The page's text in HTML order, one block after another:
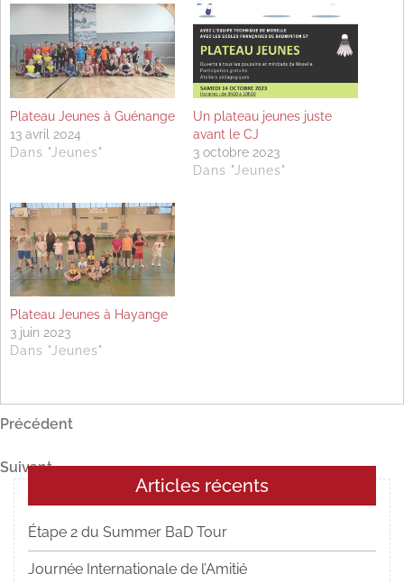
Plateau Jeunes à Guénange
13 avril 2024
Dans "Jeunes"
Un plateau jeunes juste
avant le CJ
3 octobre 2023
Dans "Jeunes"
Plateau Jeunes à Hayange
3 juin 2023
Dans "Jeunes"
Navigation
l’article
Article
Précédent
Article
suivant
Suivant
Articles récents
Étape 2 du Summer BaD Tour
Journée Internationale de l’Amitié